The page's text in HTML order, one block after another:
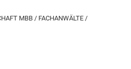
MBB / FACHANWÄLTE /